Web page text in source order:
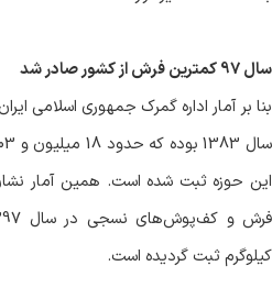
سال 97 کمترین فرش
از کشور صادر شد
بنا بر آمار اداره گمرک جمهوری اسلامی
این حوزه ثبت شده است. همین آمار
کیلوگرم ثبت گردیده است.